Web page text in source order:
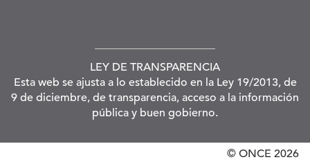
LEY DE TRANSPARENCIA
Esta web se ajusta a lo establecido en la Ley 19/2013, de
9 de diciembre, de transparencia, acceso a la información
pública y buen gobierno.
© ONCE 2026